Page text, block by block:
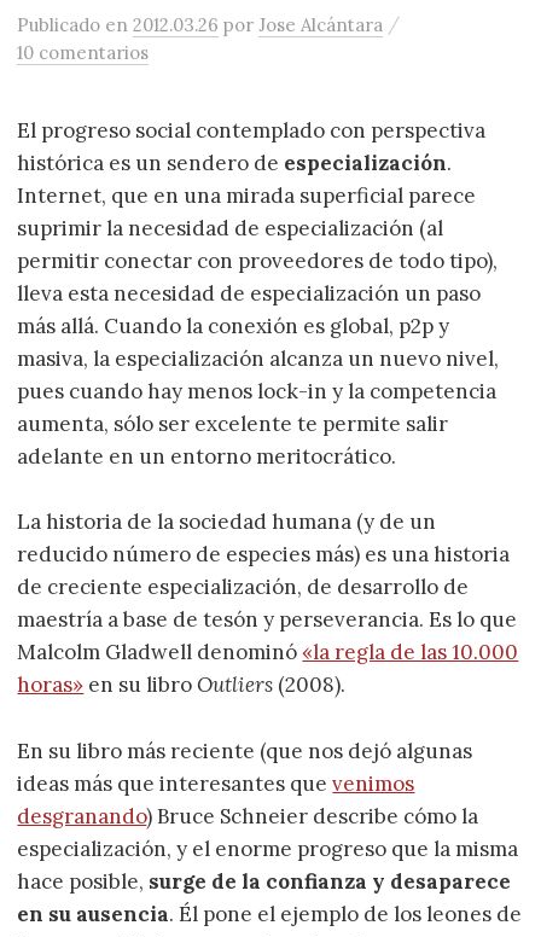
Publicado en2012.03.26 porJose Alcántara /
10 comentarios
El progreso social contemplado con perspectiva
histórica es un sendero de especialización.
Internet, que en una mirada superficial parece
suprimir la necesidad de especialización (al
permitir conectar con proveedores de todo tipo),
lleva esta necesidad de especialización un paso
más allá. Cuando la conexión es global, p2p y
masiva, la especialización alcanza un nuevo nivel,
pues cuando hay menos lock-in y la competencia
aumenta, sólo ser excelente te permite salir
adelante en un entorno meritocrático.
La historia de la sociedad humana (y de un
reducido número de especies más) es una historia
de creciente especialización, de desarrollo de
maestría a base de tesón y perseverancia. Es lo que
Malcolm Gladwell denominó«la regla de las 10.000
horas» en su libroOutliers (2008).
En su libro más reciente (que nos dejó algunas
ideas más que interesantes quevenimos
desgranando) Bruce Schneier describe cómo la
especialización, y el enorme progreso que la misma
hace posible, surge de la confianza y desaparece
en su ausencia. Él pone el ejemplo de los leones de